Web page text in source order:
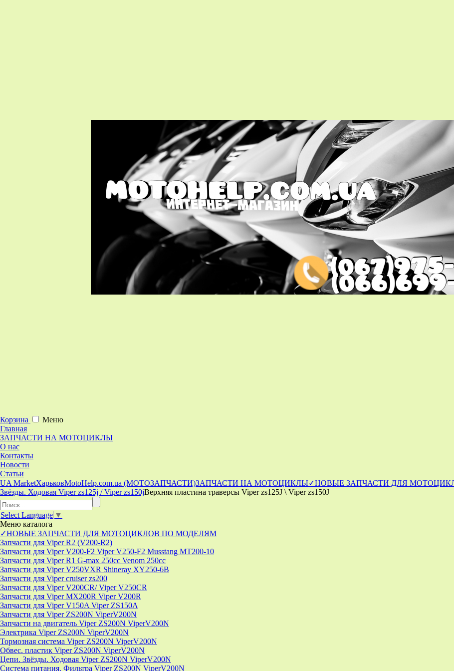
Корзина
Меню
Главная
ЗАПЧАСТИ НА МОТОЦИКЛЫ
О нас
Контакты
Новости
Статьи
UA MarketХарьковMotoHelp.com.ua (МОТОЗАПЧАСТИ)ЗАПЧАСТИ НА МОТОЦИКЛЫ✓НОВЫЕ ЗАПЧАСТИ ДЛЯ
Звёзды. Ходовая Viper zs125j / Viper zs150jВерхняя пластина траверсы Viper zs125J \ Viper zs150J
Select Language ▼
Меню каталога
✓НОВЫЕ ЗАПЧАСТИ ДЛЯ МОТОЦИКЛОВ ПО МОДЕЛЯМ
Запчасти для Viper R2 (V200-R2)
Запчасти для Viper V200-F2 Viper V250-F2 Musstang MT200-10
Запчасти для Viper R1 G-max 250cc Venom 250cc
Запчасти для Viper V250VXR Shineray XY250-6B
Запчасти для Viper cruiser zs200
Запчасти для Viper V200CR/ Viper V250CR
Запчасти для Viper MX200R Viper V200R
Запчасти для Viper V150A Viper ZS150A
Запчасти для Viper ZS200N ViperV200N
Запчасти на двигатель Viper ZS200N ViperV200N
Электрика Viper ZS200N ViperV200N
Тормозная система Viper ZS200N ViperV200N
Обвес. пластик Viper ZS200N ViperV200N
Цепи. Звёзды. Ходовая Viper ZS200N ViperV200N
Система питания. Фильтра Viper ZS200N ViperV200N